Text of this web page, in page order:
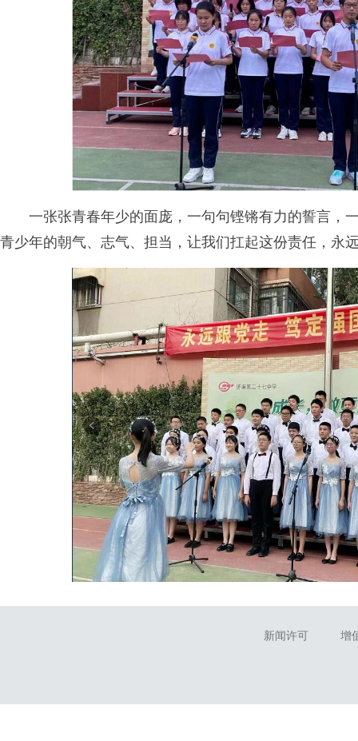
一张张青春年少的面庞，一句句铿锵有力的誓言，
青少年的朝气、志气、担当，让我们扛起这份责任，永
新闻许可 增